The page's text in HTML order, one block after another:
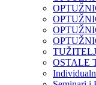
OSTALE